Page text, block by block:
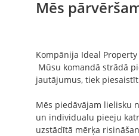
Kompānija Ideal
Mūsu komandā strādā
jautājumus, tiek
Mēs piedāvājam lielisku
un individualu pieeju
uzstādītā mērķa